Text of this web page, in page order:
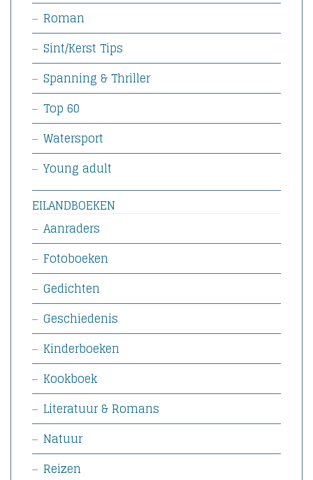
Roman
Sint/Kerst Tips
Spanning & Thriller
Top 60
Watersport
Young adult
EILANDBOEKEN
Aanraders
Fotoboeken
Gedichten
Geschiedenis
Kinderboeken
Kookboek
Literatuur & Romans
Natuur
Reizen